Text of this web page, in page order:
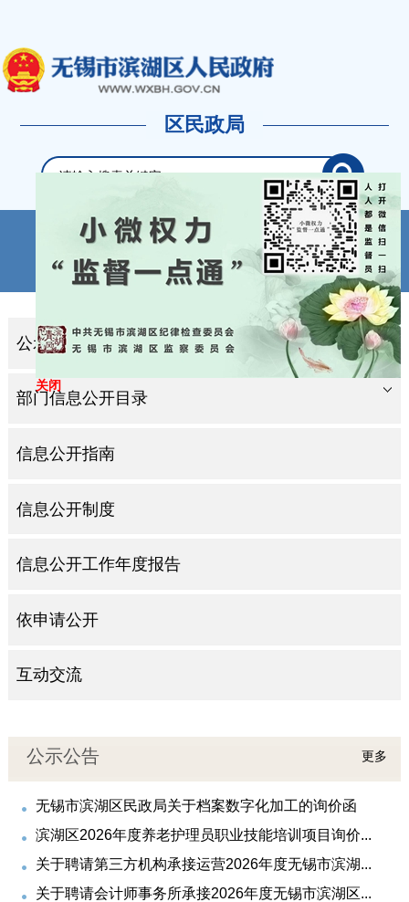
区民政局
首页 新闻中心 政府信息公开
政务服务 政民互动 专题专栏
公示公告
部门信息公开目录
信息公开指南
信息公开制度
信息公开工作年度报告
依申请公开
互动交流
公示公告 更多
无锡市滨湖区民政局关于档案数字化加工的询价函
滨湖区2026年度养老护理员职业技能培训项目询价...
关于聘请第三方机构承接运营2026年度无锡市滨湖...
关于聘请会计师事务所承接2026年度无锡市滨湖区...